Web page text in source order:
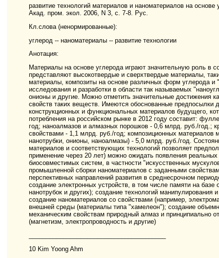
развитие технологий материалов и наноматериалов на
Акад. пром. экол. 2006, N 3, с. 7-8. Рус.
Кл.слова (ненормированные):
углерод -- наноматериалы -- развитие технологии
Анотация:
Материалы на основе углерода играют значительную роль в
представляют высокотвердые и сверхтвердые материалы,
материалы, композиты на основе различных форм углерода
исследования и разработки в области так называемых
онионы и другие. Можно отметить значительные достижения
свойств таких веществ. Имеются обоснованные предпосылки
конструкционных и функциональных материалов будущего,
потребления на российском рынке в 2012 году составит:
год; наноалмазов и алмазных порошков - 0,6 млрд. руб./год.;
свойствами - 1,1 млрд. руб./год; композиционных материалов
нанотрубки, онионы, наноалмазы) - 5,0 млрд. руб./год.
материалов и соответствующих технологий позволяет
применение через 20 лет) можно ожидать появления
биосовместимых систем, в частности "искусственных
промышленной сборки наноматериалов с заданными
перспективных направлений развития в среднесрочном
создание электронных устройств, в том числе памяти на
нанотрубок и других); создание технологий
создание наноматериалов со свойствами (например,
внешней среды (материалы типа "хамелеон"); создание
механическим свойствам природный алмаз и принципиально
(магнетизм, электропроводность и другие)
10 Kim Yoong Ahm